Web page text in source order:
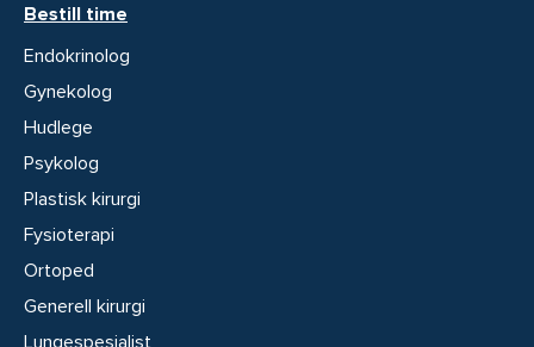
Bestill time
Endokrinolog
Gynekolog
Hudlege
Psykolog
Plastisk kirurgi
Fysioterapi
Ortoped
Generell kirurgi
Lungespesialist